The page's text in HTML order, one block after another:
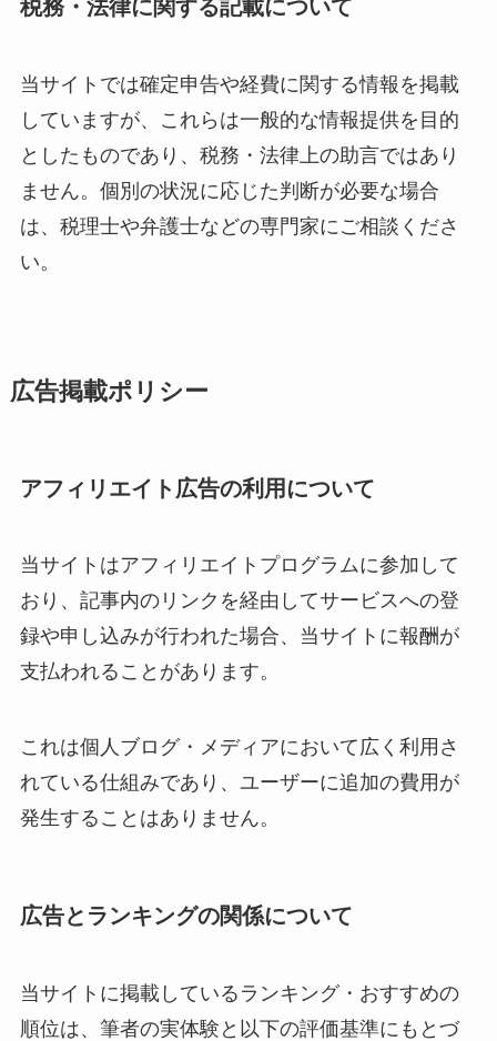
税務・法律に関する記載について
当サイトでは確定申告や経費に関する情報を掲載
していますが、これらは一般的な情報提供を目的
としたものであり、税務・法律上の助言ではあり
ません。個別の状況に応じた判断が必要な場合
は、税理士や弁護士などの専門家にご相談くださ
い。
広告掲載ポリシー
アフィリエイト広告の利用について
当サイトはアフィリエイトプログラムに参加して
おり、記事内のリンクを経由してサービスへの登
録や申し込みが行われた場合、当サイトに報酬が
支払われることがあります。
これは個人ブログ・メディアにおいて広く利用さ
れている仕組みであり、ユーザーに追加の費用が
発生することはありません。
広告とランキングの関係について
当サイトに掲載しているランキング・おすすめの
順位は、筆者の実体験と以下の評価基準にもとづ